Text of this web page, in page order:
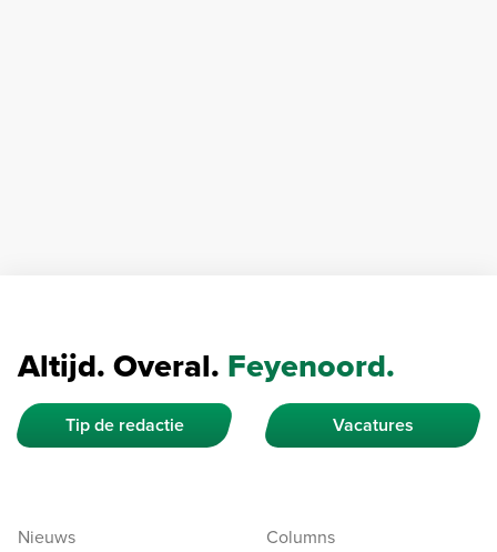
Altijd. Overal. Feyenoord.
Tip de redactie Vacatures
Nieuws
Columns